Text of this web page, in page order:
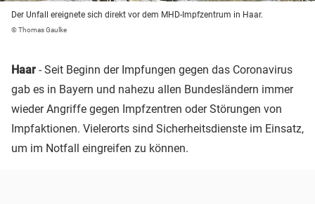
Der Unfall ereignete sich direkt vor dem MHD-Impfzentrum in Haar.
© Thomas Gaulke
Haar - Seit Beginn der Impfungen gegen das Coronavirus
gab es in Bayern und nahezu allen Bundesländern immer
wieder Angriffe gegen Impfzentren oder Störungen von
Impfaktionen. Vielerorts sind Sicherheitsdienste im Einsatz,
um im Notfall eingreifen zu können.